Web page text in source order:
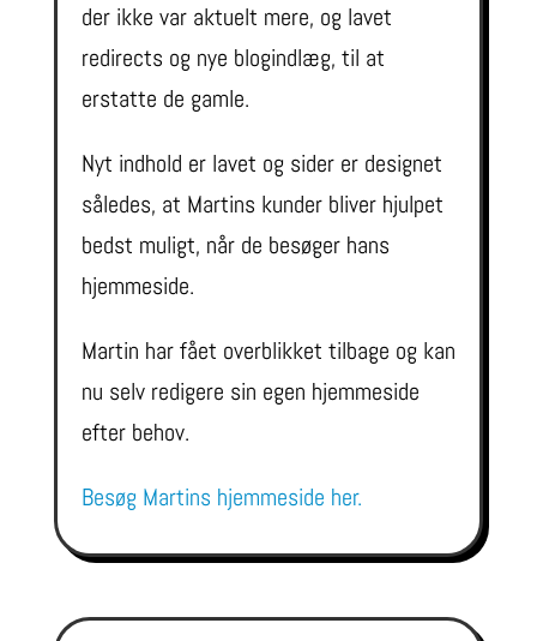
der ikke var aktuelt mere, og lavet
redirects og nye blogindlæg, til at
erstatte de gamle.
Nyt indhold er lavet og sider er designet
således, at Martins kunder bliver hjulpet
bedst muligt, når de besøger hans
hjemmeside.
Martin har fået overblikket tilbage og kan
nu selv redigere sin egen hjemmeside
efter behov.
Besøg Martins hjemmeside her.